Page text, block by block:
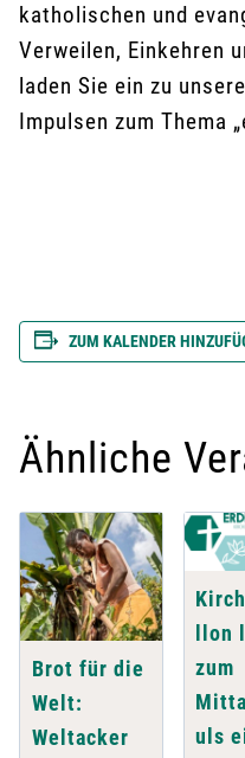
katholischen und
Verweilen, Einkehren
laden Sie ein zu
Impulsen zum Thema
ZUM KALENDER
Ähnliche
Brot für die
Welt:
Weltacker
llon
zum
uls